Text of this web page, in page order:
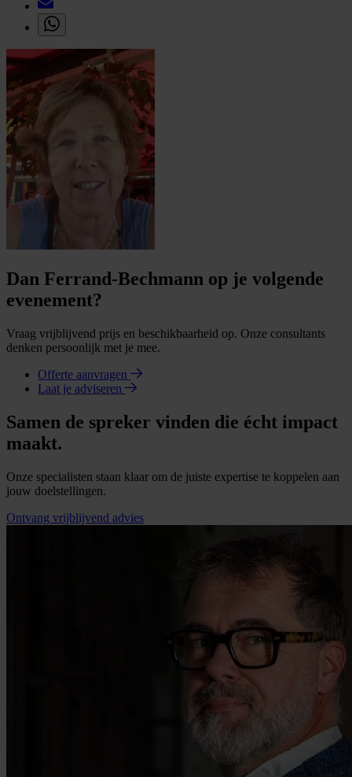
Dan Ferrand-Bechmann op je volgende
evenement?
Vraag vrijblijvend prijs en beschikbaarheid op. Onze consultants
denken persoonlijk met je mee.
Offerte aanvragen
Laat je adviseren
Samen de spreker vinden die écht impact
maakt.
Onze specialisten staan klaar om de juiste expertise te koppelen aan
jouw doelstellingen.
Ontvang vrijblijvend advies